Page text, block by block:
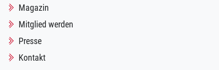
Magazin
Mitglied werden
Presse
Kontakt